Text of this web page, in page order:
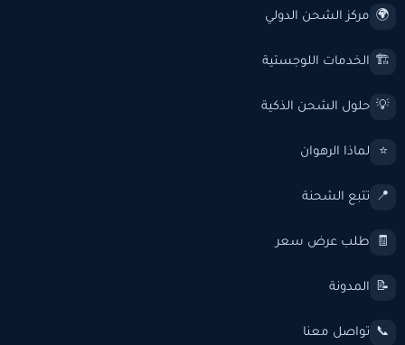
🌍 مركز الشحن الدولي
🏗️ الخدمات اللوجستية
💡 حلول الشحن الذكية
⭐ لماذا الرهوان
📍 تتبع الشحنة
🧾 طلب عرض سعر
📝 المدونة
📞 تواصل معنا